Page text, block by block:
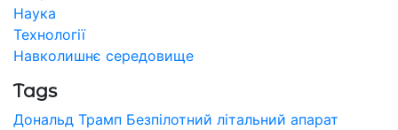
Наука
Технології
Навколишнє середовище
Tags
Дональд Трамп Безпілотний літальний апарат